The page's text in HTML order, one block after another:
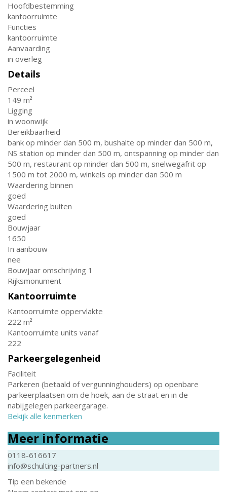
Hoofdbestemming
kantoorruimte
Functies
kantoorruimte
Aanvaarding
in overleg
Details
Perceel
149 m²
Ligging
in woonwijk
Bereikbaarheid
bank op minder dan 500 m, bushalte op minder dan 500 m,
NS station op minder dan 500 m, ontspanning op minder dan
500 m, restaurant op minder dan 500 m, snelwegafrit op
1500 m tot 2000 m, winkels op minder dan 500 m
Waardering binnen
goed
Waardering buiten
goed
Bouwjaar
1650
In aanbouw
nee
Bouwjaar omschrijving 1
Rijksmonument
Kantoorruimte
Kantoorruimte oppervlakte
222 m²
Kantoorruimte units vanaf
222
Parkeergelegenheid
Faciliteit
Parkeren (betaald of vergunninghouders) op openbare
parkeerplaatsen om de hoek, aan de straat en in de
nabijgelegen parkeergarage.
Bekijk alle kenmerken
Meer informatie
0118-616617
info@schulting-partners.nl
Tip een bekende